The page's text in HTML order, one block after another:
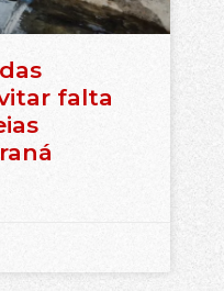
falta